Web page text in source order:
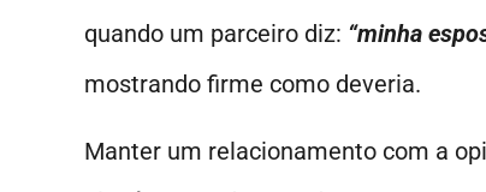
quando um parceiro diz: “minha
mostrando firme como deveria.
Manter um relacionamento com a